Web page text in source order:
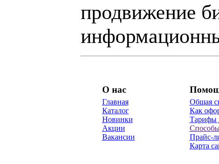
продвижение
О нас
Главная
Каталог
Новинки
Акции
Вакансии
Общая
Как
Тарифы
Прайс-
Карта